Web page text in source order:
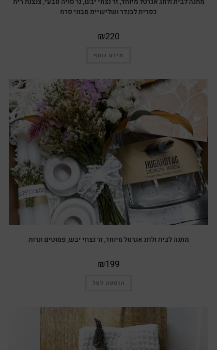
כפרית לבנדר ושלישיית סבוני פרח
₪220
מידע נוסף
מתנה לבית ולחג אגרטל מיוחד, זר נצחי יבש, פמוטים ונרות
₪199
הוספה לסל